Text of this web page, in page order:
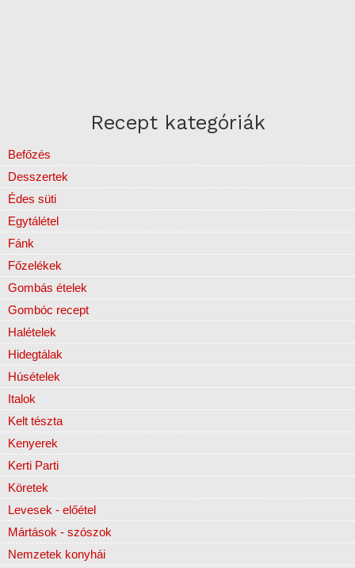
Recept kategóriák
Befőzés
Desszertek
Édes süti
Egytálétel
Fánk
Főzelékek
Gombás ételek
Gombóc recept
Halételek
Hidegtálak
Húsételek
Italok
Kelt tészta
Kenyerek
Kerti Parti
Köretek
Levesek - előétel
Mártások - szószok
Nemzetek konyhái